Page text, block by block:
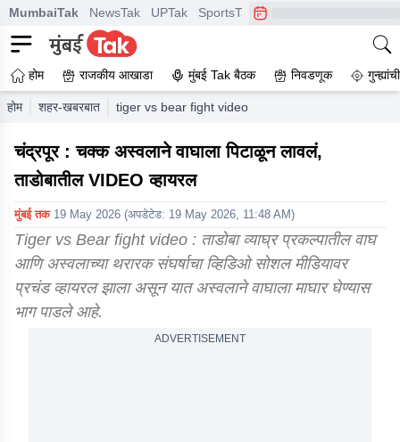
MumbaiTak NewsTak UPTak SportsTak CrimeTak
होम राजकीय आखाडा मुंबई Tak बैठक निवडणूक
होम शहर-खबरबात tiger vs bear fight video from tadoba goes viral
चंद्रपूर : चक्क अस्वलाने वाघाला पिटाळून लावलं,
ताडोबातील VIDEO व्हायरल
मुंबई तक 19 May 2026 (अपडेटेड: 19 May 2026, 11:48 AM)
Tiger vs Bear fight video : ताडोबा व्याघ्र प्रकल्पातील वाघ
आणि अस्वलाच्या थरारक संघर्षाचा व्हिडिओ सोशल मीडियावर
प्रचंड व्हायरल झाला असून यात अस्वलाने वाघाला माघार घेण्यास
भाग पाडले आहे.
ADVERTISEMENT